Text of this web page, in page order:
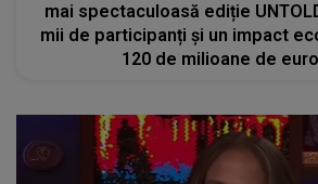
mai spectaculoasă ediție
mii de participanți și un impact
120 de milioane de euro